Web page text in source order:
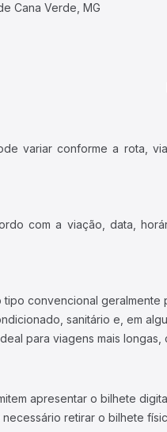
Cana Verde, MG
variar conforme a rota,
com a viação, data,
convencional geralmente
sanitário e, em
para viagens mais
apresentar o bilhete
retirar o bilhete